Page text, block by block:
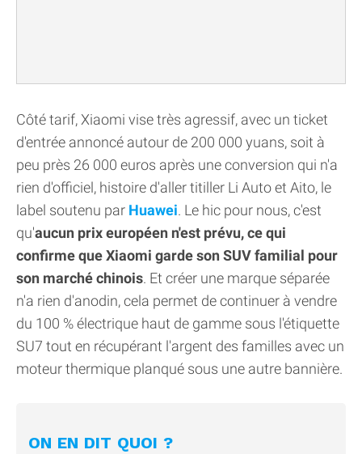
Côté tarif, Xiaomi vise très agressif, avec un ticket
d'entrée annoncé autour de 200 000 yuans, soit à
peu près 26 000 euros après une conversion qui n'a
rien d'officiel, histoire d'aller titiller Li Auto et Aito, le
label soutenu par Huawei. Le hic pour nous, c'est
qu'aucun prix européen n'est prévu, ce qui
confirme que Xiaomi garde son SUV familial pour
son marché chinois. Et créer une marque séparée
n'a rien d'anodin, cela permet de continuer à vendre
du 100 % électrique haut de gamme sous l'étiquette
SU7 tout en récupérant l'argent des familles avec un
moteur thermique planqué sous une autre bannière.
ON EN DIT QUOI ?